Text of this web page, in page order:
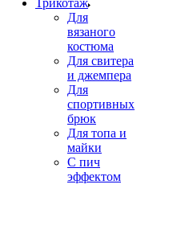
Трикотаж
Для
вязаного
костюма
Для свитера
и джемпера
Для
спортивных
брюк
Для топа и
майки
С пич
эффектом